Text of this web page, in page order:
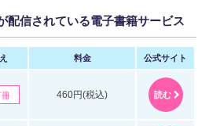
配信されている電子書籍サービス
料金 公式サイト
冊 460円(税込) 読む